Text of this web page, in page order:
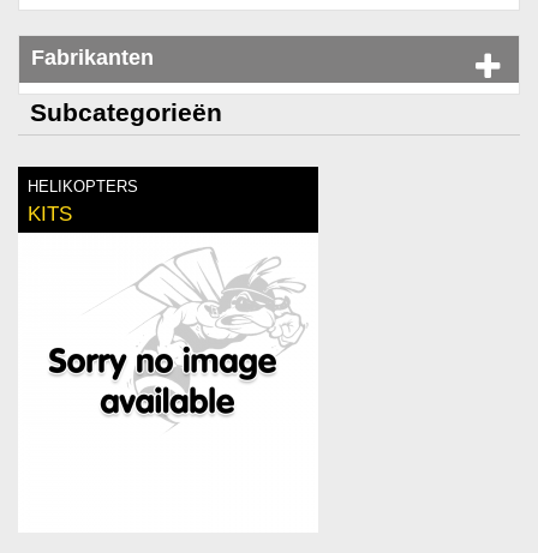
Fabrikanten
Subcategorieën
HELIKOPTERS
KITS